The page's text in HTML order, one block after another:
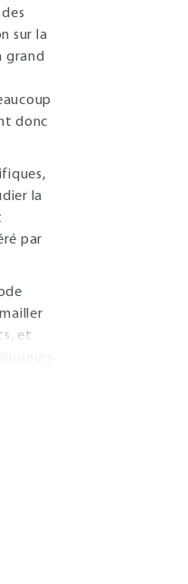
sur la
grand
donc
la
par
et